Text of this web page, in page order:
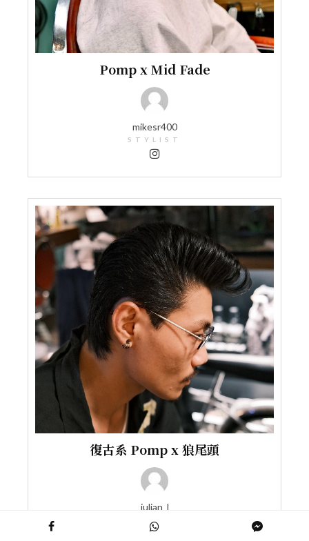
Pomp x Mid Fade
mikesr400
STYLIST
復古系 Pomp x 狼尾頭
julian_l